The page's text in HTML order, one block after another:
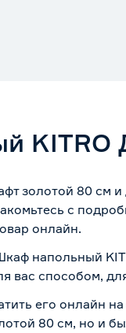
KITRO
золотой 80 см
с
онлайн.
напольный
вас способом,
его онлайн
80 см, но и